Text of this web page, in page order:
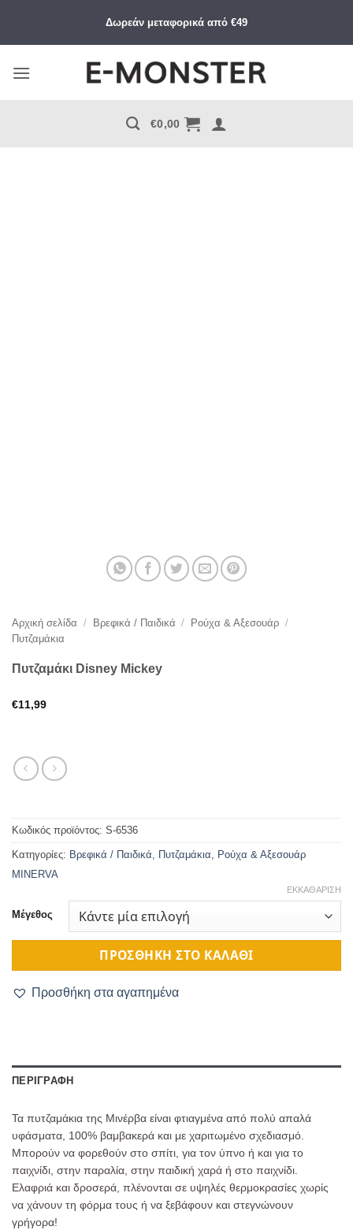
περιεχόμενο
Δωρεάν μεταφορικά από €49
€0,00
Αρχική σελίδα / Βρεφικά / Παιδικά / Ρούχα & Αξεσουάρ /
Πυτζαμάκια
Πυτζαμάκι Disney Mickey
€11,99
Κωδικός προϊόντος: S-6536
Κατηγορίες: Βρεφικά / Παιδικά Πυτζαμάκια
Ρούχα & Αξεσουάρ
MINERVA
Μέγεθος
ΕΚΚΑΘΆΡΙΣΗ
ΠΡΟΣΘΉΚΗ ΣΤΟ ΚΑΛΆΘΙ
Προσθήκη στα αγαπημένα
ΠΕΡΙΓΡΑΦΉ
Τα πυτζαμάκια της Μινέρβα είναι φτιαγμένα από πολύ απαλά
υφάσματα, 100% βαμβακερά και με χαριτωμένο σχεδιασμό.
Μπορούν να φορεθούν στο σπίτι, για τον ύπνο ή και για το
παιχνίδι, στην παραλία, στην παιδική χαρά ή στο παιχνίδι.
Ελαφριά και δροσερά, πλένονται σε υψηλές θερμοκρασίες χωρίς
να χάνουν τη φόρμα τους ή να ξεβάφουν και στεγνώνουν
γρήγορα!